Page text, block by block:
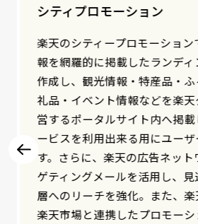
関係人口創出・拡大
「関係人口」とは、特定地域
様な関わりを持つ人々を指し
性化や魅力向上において重要
天では、自社のマーケティン
することで、商業・観光・ふ
の接点を通じて生まれた関係
人数規模・経済インパクトな
可能です。楽天グループの豊
様なサービスを組み合わせな
みを生かした事業横断的な関